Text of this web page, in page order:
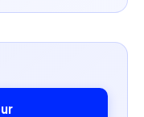
et actions